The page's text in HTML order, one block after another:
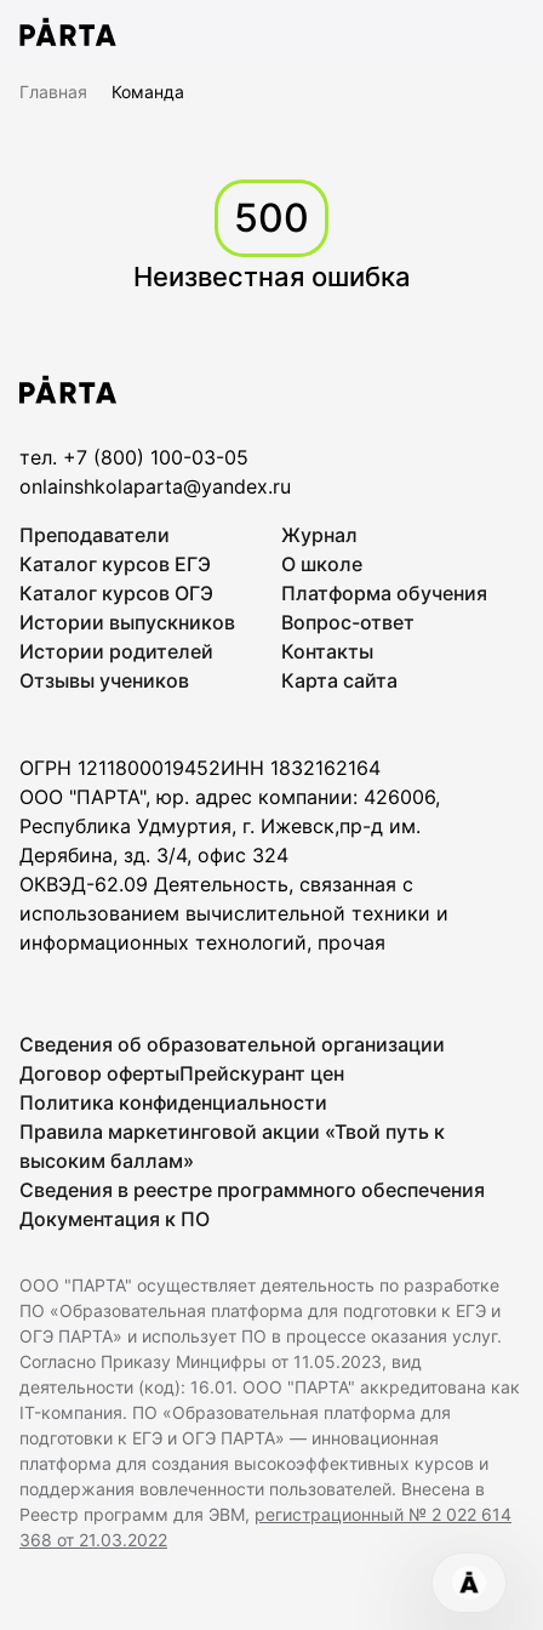
Главная Команда
500
Неизвестная ошибка
тел. +7 (800) 100-03-05
onlainshkolaparta@yandex.ru
Преподаватели
Каталог курсов ЕГЭ
Каталог курсов ОГЭ
Истории выпускников
Истории родителей
Отзывы учеников
Журнал
О школе
Платформа обучения
Вопрос-ответ
Контакты
Карта сайта
ОГРН 1211800019452ИНН 1832162164
ООО "ПАРТА", юр. адрес компании: 426006,
Республика Удмуртия, г. Ижевск,пр-д им.
Дерябина, зд. 3/4, офис 324
ОКВЭД-62.09 Деятельность, связанная с
использованием вычислительной техники и
информационных технологий, прочая
Сведения об образовательной организации
Договор офертыПрейскурант цен
Политика конфиденциальности
Правила маркетинговой акции «Твой путь к
высоким баллам»
Сведения в реестре программного обеспечения
Документация к ПО
ООО "ПАРТА" осуществляет деятельность по разработке
ПО «Образовательная платформа для подготовки к ЕГЭ и
ОГЭ ПАРТА» и использует ПО в процессе оказания услуг.
Согласно Приказу Минцифры от 11.05.2023, вид
деятельности (код): 16.01. ООО "ПАРТА" аккредитована как
IT-компания. ПО «Образовательная платформа для
подготовки к ЕГЭ и ОГЭ ПАРТА» — инновационная
платформа для создания высокоэффективных курсов и
поддержания вовлеченности пользователей. Внесена в
Реестр программ для ЭВМ, регистрационный № 2 022 614
368 от 21.03.2022